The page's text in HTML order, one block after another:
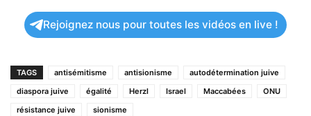
Rejoignez nous pour toutes les vidéos en live !
TAGS antisémitisme antisionisme
autodétermination juive
diaspora juive
égalité Herzl Israel Maccabées
ONU
résistance juive
sionisme